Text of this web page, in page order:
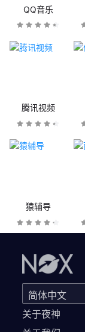
QQ音乐
腾讯视频
猿辅导
关于夜神